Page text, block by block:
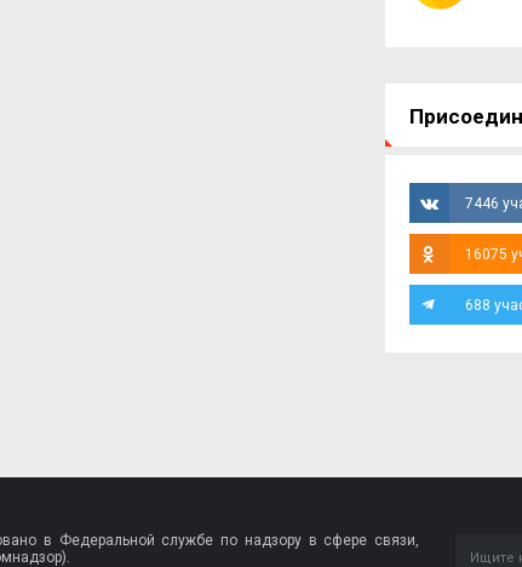
7446
16075
688
в Федеральной службе по надзору в сфере связи,